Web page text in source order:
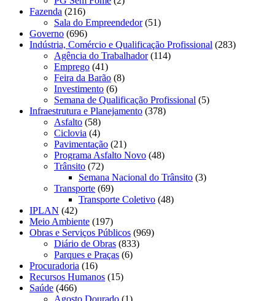
Fazenda (216)
Sala do Empreendedor(51)
Governo (696)
Indústria, Comércio e Qualificação Profissional (283)
Agência do Trabalhador(114)
Emprego (41)
Feira da Barão (8)
Investimento (6)
Semana de Qualificação Profissional (5)
Infraestrutura e Planejamento (378)
Asfalto (58)
Ciclovia (4)
Pavimentação (21)
Programa Asfalto Novo (48)
Trânsito (72)
Semana Nacional do Trânsito (3)
Transporte (69)
Transporte Coletivo (48)
IPLAN (42)
Meio Ambiente (197)
Obras e Serviços Públicos (969)
Diário de Obras (833)
Parques e Praças (6)
Procuradoria (16)
Recursos Humanos (15)
Saúde (466)
Agosto Dourado (1)